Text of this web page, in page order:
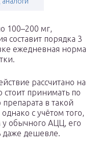
100–200 мг,
составит порядка 3
ежедневная норма
рассчитано на
стоит принимать по
в такой
с учётом того,
обычного АЦЦ, его
даже дешевле.